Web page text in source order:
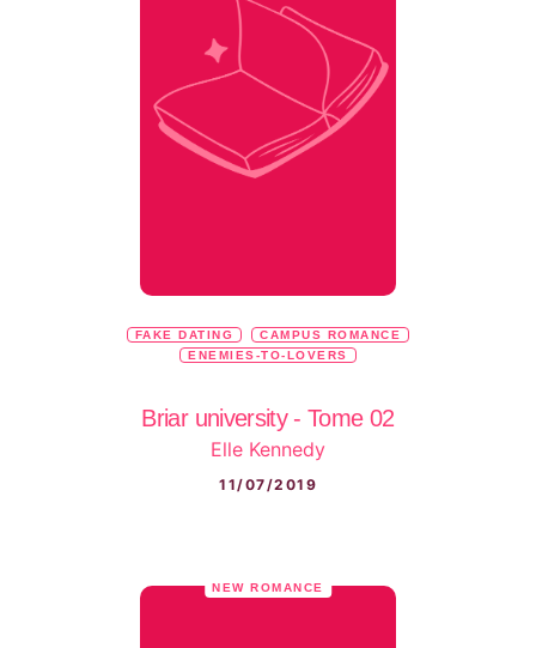
FAKE DATING
CAMPUS ROMANCE
ENEMIES-TO-LOVERS
Briar university - Tome 02
Elle Kennedy
11/07/2019
NEW ROMANCE